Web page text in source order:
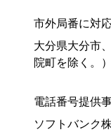
市外局番に対
大分県大分市
院町を除く。）
電話番号提供
ソフトバンク